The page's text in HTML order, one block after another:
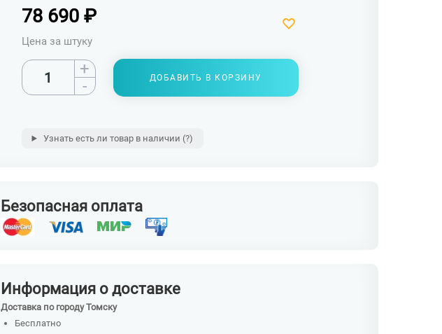
78 690 ₽
Цена за штуку
+
-
ДОБАВИТЬ В КОРЗИНУ
Узнать есть ли товар в наличии (?)
Безопасная оплата
Информация о доставке
Доставка по городу Томску
Бесплатно